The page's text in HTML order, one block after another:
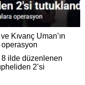
Kıvanç Uman’ın
ilde düzenlenen
2’si